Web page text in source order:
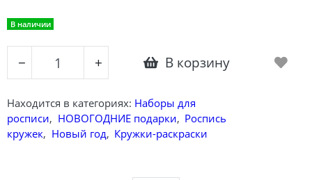
В наличии
− + В корзину
Находится в категориях: Наборы для
росписи, НОВОГОДНИЕ подарки, Роспись
кружек, Новый год, Кружки-раскраски